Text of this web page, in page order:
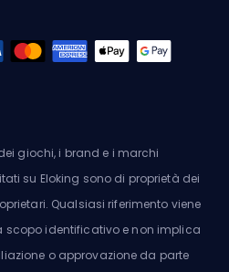
giochi, i brand e i marchi
su Eloking sono di proprietà dei
Qualsiasi riferimento viene
scopo identificativo e non implica
o approvazione da parte